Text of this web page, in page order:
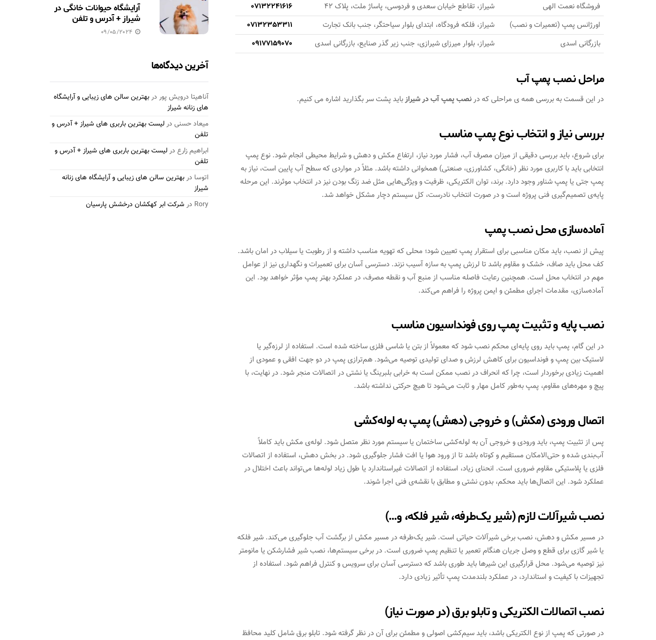
فروشگاه نعمت الهی
شیراز، تقاطع خیابان سعدی و فردوسی، پاساژ ملت، پلاک 42
07132241616
اورژانس پمپ (تعمیرات و نصب)
شیراز، فلکه فرودگاه، ابتدای بلوار سیاحتگر، جنب بانک تجارت
07132353311
بازرگانی اسدی
شیراز، بلوار میرزای شیرازی، جنب زیر گذر صنایع، بازرگانی اسدی 09177159070
مراحل نصب پمپ آب
در این قسمت به بررسی همه ی مراحلی که درنصب پمپ آب در شیرازباید پشت سر بگذارید اشاره می کنیم.
بررسی نیاز و انتخاب نوع پمپ مناسب
برای شروع، باید بررسی دقیقی از میزان مصرف آب، فشار مورد نیاز، ارتفاع مکش و دهش و شرایط محیطی انجام شود. نوع پمپ
انتخابی باید با کاربری مورد نظر (خانگی، کشاورزی، صنعتی) همخوانی داشته باشد. مثلاً در مواردی که سطح آب پایین است، نیاز به
پمپ جتی یا پمپ شناور وجود دارد. برند، توان الکتریکی، ظرفیت و ویژگی‌هایی مثل ضد زنگ بودن نیز در انتخاب موثرند. این مرحله
پایه‌ی تصمیم‌گیری فنی پروژه است و در صورت انتخاب نادرست، کل سیستم دچار مشکل خواهد شد.
آماده‌سازی محل نصب پمپ
پیش از نصب، باید مکان مناسبی برای استقرار پمپ تعیین شود؛ محلی که تهویه مناسب داشته و از رطوبت یا سیلاب در امان باشد.
کف محل باید صاف، خشک و مقاوم باشد تا لرزش پمپ به سازه آسیب نزند. دسترسی آسان برای تعمیرات و نگهداری نیز از عوامل
مهم در انتخاب محل است. همچنین رعایت فاصله مناسب از منبع آب و نقطه مصرف، در عملکرد بهتر پمپ مؤثر خواهد بود. این
آماده‌سازی، مقدمات اجرای مطمئن و ایمن پروژه را فراهم می‌کند.
نصب پایه و تثبیت پمپ روی فونداسیون مناسب
در این گام، پمپ باید روی پایه‌ای محکم نصب شود که معمولاً از بتن یا شاسی فلزی ساخته شده است. استفاده از لرزه‌گیر یا
لاستیک بین پمپ و فونداسیون برای کاهش لرزش و صدای تولیدی توصیه می‌شود. هم‌ترازی پمپ در دو جهت افقی و عمودی از
اهمیت زیادی برخوردار است، چرا که انحراف در نصب ممکن است به خرابی بلبرینگ یا نشتی در اتصالات منجر شود. در نهایت، با
پیچ و مهره‌های مقاوم، پمپ به‌طور کامل مهار و ثابت می‌شود تا هیچ حرکتی نداشته باشد.
اتصال ورودی (مکش) و خروجی (دهش) پمپ به لوله‌کشی
پس از تثبیت پمپ، باید ورودی و خروجی آن به لوله‌کشی ساختمان یا سیستم مورد نظر متصل شود. لوله‌ی مکش باید کاملاً
آب‌بندی شده و حتی‌الامکان مستقیم و کوتاه باشد تا از ورود هوا یا افت فشار جلوگیری شود. در بخش دهش، استفاده از اتصالات
فلزی یا پلاستیکی مقاوم ضروری است. انحنای زیاد، استفاده از اتصالات غیراستاندارد یا طول زیاد لوله‌ها می‌تواند باعث اختلال در
عملکرد شود. این اتصال‌ها باید محکم، بدون نشتی و مطابق با نقشه‌ی فنی اجرا شوند.
نصب شیرآلات لازم (شیر یک‌طرفه، شیر فلکه، و…)
در مسیر مکش و دهش، نصب برخی شیرآلات حیاتی است. شیر یک‌طرفه در مسیر مکش از برگشت آب جلوگیری می‌کند. شیر فلکه
یا شیر گازی برای قطع و وصل جریان هنگام تعمیر یا تنظیم پمپ ضروری است. در برخی سیستم‌ها، نصب شیر فشارشکن یا مانومتر
نیز توصیه می‌شود. محل قرارگیری این شیرها باید طوری باشد که دسترسی آسان برای سرویس و کنترل فراهم شود. استفاده از
تجهیزات با کیفیت و استاندارد، در عملکرد بلندمدت پمپ تأثیر زیادی دارد.
نصب اتصالات الکتریکی و تابلو برق (در صورت نیاز)
در صورتی که پمپ از نوع الکتریکی باشد، باید سیم‌کشی اصولی و مطمئن برای آن در نظر گرفته شود. تابلو برق شامل کلید محافظ
آرایشگاه حیوانات خانگی در
شیراز + آدرس و تلفن
09/05/2024
آخرین دیدگاه‌ها
آناهیتا درویش پور دربهترین سالن های زیبایی و آرایشگاه
های زنانه شیراز
میعاد حسنی درلیست بهترین باربری های شیراز + آدرس و
تلفن
ابراهیم زارع درلیست بهترین باربری های شیراز + آدرس و
تلفن
اتوسا دربهترین سالن های زیبایی و آرایشگاه های زنانه
شیراز
Rory در شرکت ابر کهکشان درخشش پارسیان